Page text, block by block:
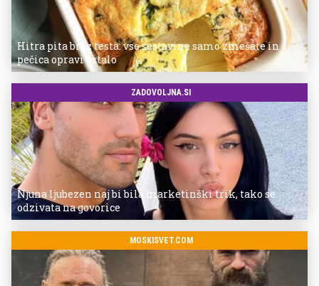
Hitra pita brez testa: vse sestavine samo zmešate in
pečica opravi ostalo
ZADOVOLJNA.SI
Njuna ljubezen naj bi bila marketinški trik, tako se
odzivata na govorice
MOSKISVET.COM